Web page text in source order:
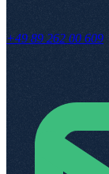
+49 89 262 00 609